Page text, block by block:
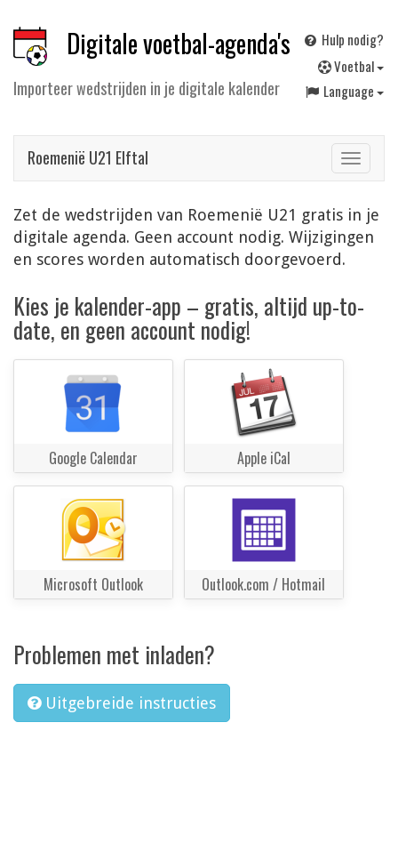
Digitale voetbal-agenda's
Importeer wedstrijden in je digitale kalender
Hulp nodig?
Voetbal
Language
Toggle
Roemenië U21 Elftal
Zet de wedstrijden van Roemenië U21 gratis in je
digitale agenda. Geen account nodig. Wijzigingen
en scores worden automatisch doorgevoerd.
Kies je kalender-app – gratis, altijd up-to-
date, en geen account nodig!
Google Calendar Apple iCal
Microsoft Outlook Outlook.com / Hotmail
Problemen met inladen?
Uitgebreide instructies